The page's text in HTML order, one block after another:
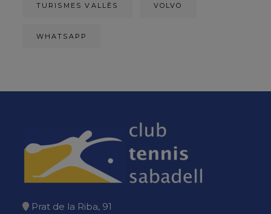
TURISMES VALLÈS VOLVO
WHATSAPP
Prat de la Riba, 91